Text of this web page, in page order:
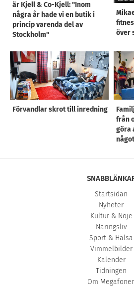
är Kjell & Co-Kjell: "Inom
några år hade vi en butik i
princip varenda del av
Stockholm"
över
Förvandlar skrot till inredning
från
göra
Startsidan
Nyheter
Kultur & Nöje
Näringsliv
Sport & Hälsa
Vimmelbilder
Kalender
Tidningen
Om